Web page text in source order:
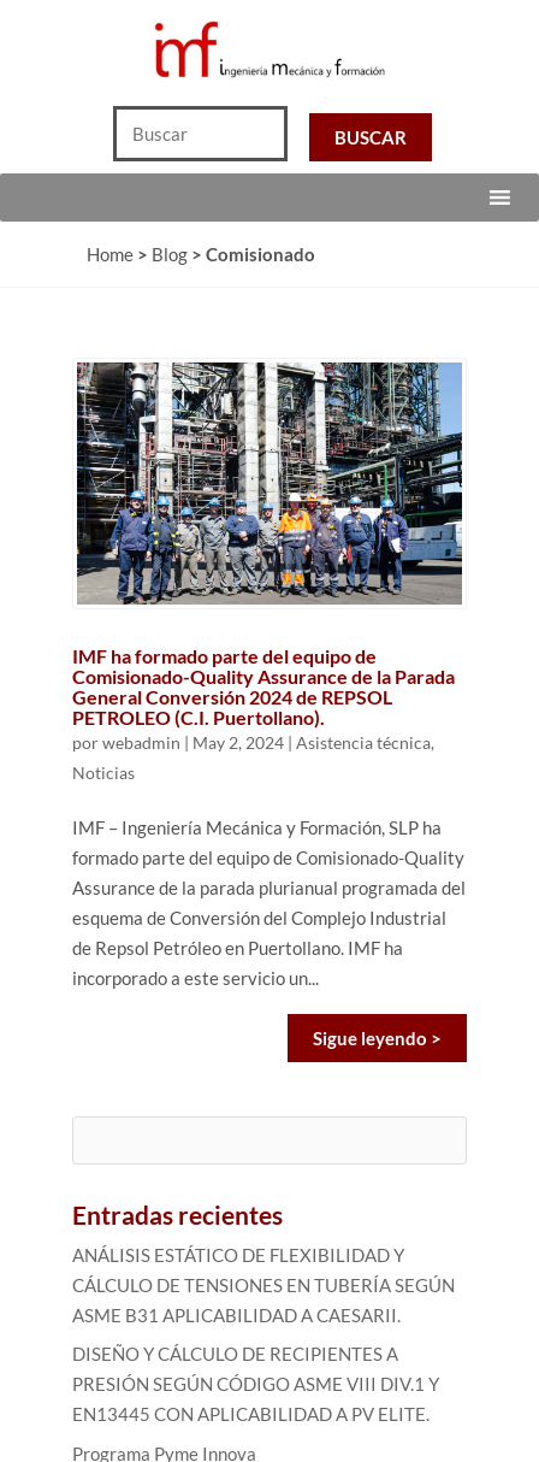
Home> Blog> Comisionado
IMF ha formado parte del equipo de
Comisionado-Quality Assurance de la Parada
General Conversión 2024 de REPSOL
PETROLEO (C.I. Puertollano).
porwebadmin | May 2, 2024| Asistencia técnica,
Noticias
IMF – Ingeniería Mecánica y Formación, SLP ha
formado parte del equipo de Comisionado-Quality
Assurance de la parada plurianual programada del
esquema de Conversión del Complejo Industrial
de Repsol Petróleo en Puertollano. IMF ha
incorporado a este servicio un...
Sigue leyendo >
Entradas recientes
ANÁLISIS ESTÁTICO DE FLEXIBILIDAD Y
CÁLCULO DE TENSIONES EN TUBERÍA SEGÚN
ASME B31 APLICABILIDAD A CAESARII.
DISEÑO Y CÁLCULO DE RECIPIENTES A
PRESIÓN SEGÚN CÓDIGO ASME VIII DIV.1 Y
EN13445 CON APLICABILIDAD A PV ELITE.
Programa Pyme Innova